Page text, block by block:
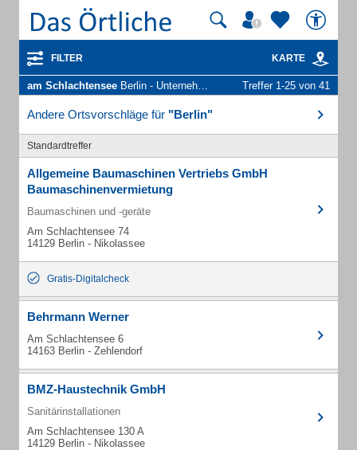
FILTER KARTE
am Schlachtensee Berlin - Unternehmen und Personen Treffer 1-25 von 41
Andere Ortsvorschläge für "Berlin"
Standardtreffer
Allgemeine Baumaschinen Vertriebs GmbH
Baumaschinenvermietung
Baumaschinen und -geräte
Am Schlachtensee 74
14129 Berlin - Nikolassee
Gratis-Digitalcheck
Behrmann Werner
Am Schlachtensee 6
14163 Berlin - Zehlendorf
BMZ-Haustechnik GmbH
Sanitärinstallationen
Am Schlachtensee 130 A
14129 Berlin - Nikolassee